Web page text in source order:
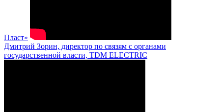
Пласт»
Дмитрий Зорин, директор по связям с органами
государственной власти, TDM ELECTRIC